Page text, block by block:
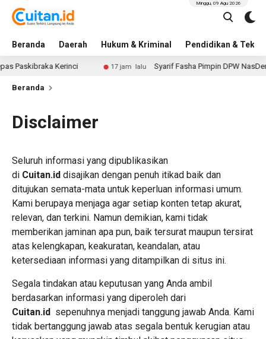
Beranda Daerah Hukum & Kriminal Pendidikan &
Minggu, 09 Agu 2026
Paskibraka Kerinci 17 jam lalu Syarif Fasha Pimpin DPW NasDem
Beranda
Disclaimer
Seluruh informasi yang dipublikasikan
di Cuitan.id disajikan dengan penuh itikad baik dan
ditujukan semata-mata untuk keperluan informasi umum.
Kami berupaya menjaga agar setiap konten tetap akurat,
relevan, dan terkini. Namun demikian, kami tidak
memberikan jaminan apa pun, baik tersurat maupun tersirat
atas kelengkapan, keakuratan, keandalan, atau
ketersediaan informasi yang ditampilkan di situs ini.
Segala tindakan atau keputusan yang Anda ambil
berdasarkan informasi yang diperoleh dari
Cuitan.id sepenuhnya menjadi tanggung jawab Anda. Kami
tidak bertanggung jawab atas segala bentuk kerugian atau